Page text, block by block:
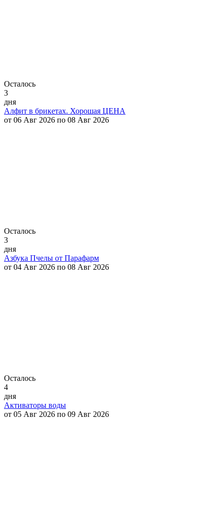
Осталось
3
дня
Алфит в брикетах. Хорошая ЦЕНА
от 06 Авг 2026 по 08 Авг 2026
Осталось
3
дня
Азбука Пчелы от Парафарм
от 04 Авг 2026 по 08 Авг 2026
Осталось
4
дня
Активаторы воды
от 05 Авг 2026 по 09 Авг 2026